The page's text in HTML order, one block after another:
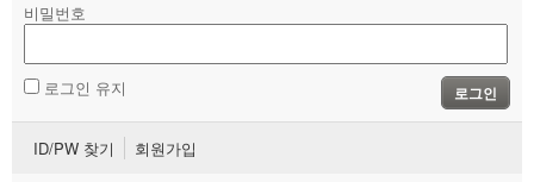
비밀번호
로그인 유지 로그인
ID/PW 찾기 회원가입
- 미디어자료
- 카드뉴스
부설기관